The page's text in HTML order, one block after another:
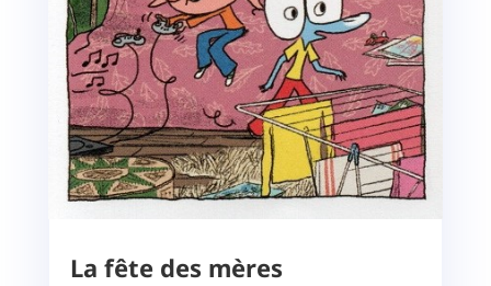
La fête des mères